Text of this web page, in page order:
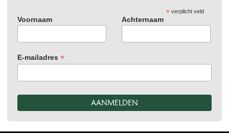
*verplicht veld
Voornaam Achternaam
E-mailadres *